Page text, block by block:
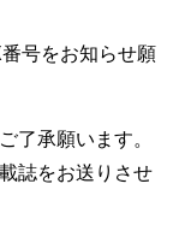
号をお知らせ願
了承願います。
誌をお送りさせ